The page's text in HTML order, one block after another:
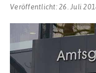
Veröffentlicht:26. Juli